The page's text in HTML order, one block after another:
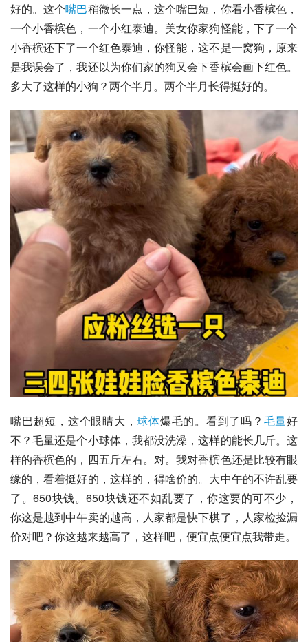
好的。这个嘴巴稍微长一点，这个嘴巴短，你看小香槟色，
一个小香槟色，一个小红泰迪。美女你家狗怪能，下了一个
小香槟还下了一个红色泰迪，你怪能，这不是一窝狗，原来
是我误会了，我还以为你们家的狗又会下香槟会画下红色。
多大了这样的小狗？两个半月。两个半月长得挺好的。
嘴巴超短，这个眼睛大，球体爆毛的。看到了吗？ 毛量好
不？毛量还是个小球体，我都没洗澡，这样的能长几斤。这
样的香槟色的，四五斤左右。对。我对香槟色还是比较有眼
缘的，看着挺好的，这样的，得啥价的。大中午的不许乱要
了。650块钱。650块钱还不如乱要了，你这要的可不少，
你这是越到中午卖的越高，人家都是快下棋了，人家检捡漏
价对吧？你这越来越高了，这样吧，便宜点便宜点我带走。